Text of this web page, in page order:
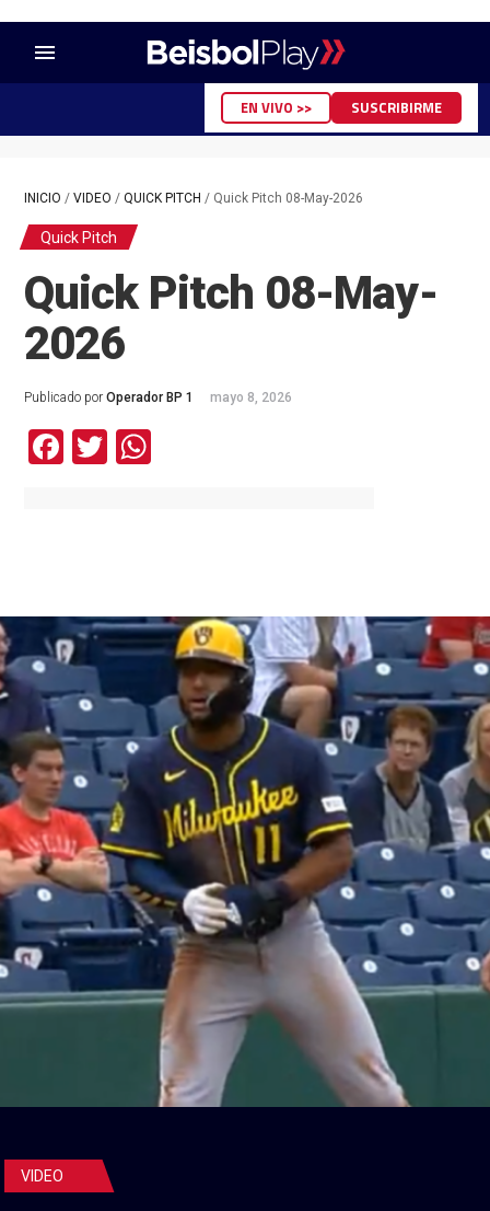
menu
EN VIVO >> SUSCRIBIRME
INICIO / VIDEO / QUICK PITCH / Quick Pitch 08-May-2026
Quick Pitch
Quick Pitch 08-May-
2026
Publicado por Operador BP 1 mayo 8, 2026
Facebook
TwitterWhatsApp
VIDEO